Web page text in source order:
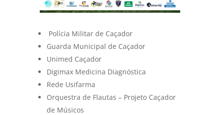
Polícia Militar de Caçador
Guarda Municipal de Caçador
Unimed Caçador
Digimax Medicina Diagnóstica
Rede Usifarma
Orquestra de Flautas – Projeto Caçador
de Músicos